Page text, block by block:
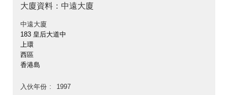
大廈資料：中遠大廈
中遠大廈
183 皇后大道中
上環
西區
香港島
入伙年份
1997